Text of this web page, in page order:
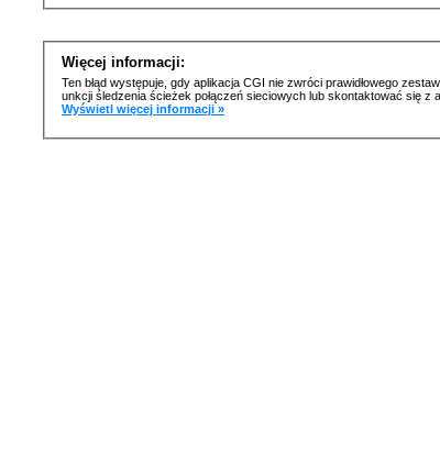
Więcej informacji:
Ten błąd występuje, gdy aplikacja CGI nie zwróci prawidłowego
unkcji śledzenia ścieżek połączeń sieciowych lub skontaktować się z
Wyświetl więcej informacji »